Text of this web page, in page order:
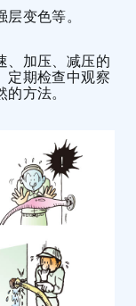
变色等。
、加压、减压的
定期检查中观察
方法。